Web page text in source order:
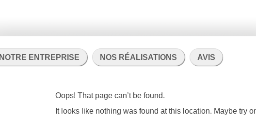
NOTRE ENTREPRISE NOS RÉALISATIONS AVIS
Oops! That page can’t be found.
It looks like nothing was found at this location. Maybe try